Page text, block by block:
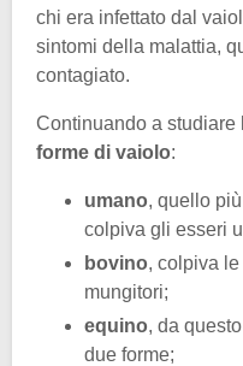
chi era infettato dal
sintomi della malattia,
contagiato.
Continuando a studiare
forme di vaiolo:
umano, quello
colpiva gli esseri
bovino, colpiva
mungitori;
equino, da
due forme;